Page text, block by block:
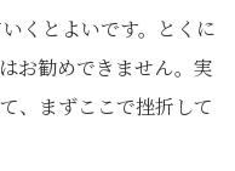
くとよいです。とくに
お勧めできません。実
、まずここで挫折して